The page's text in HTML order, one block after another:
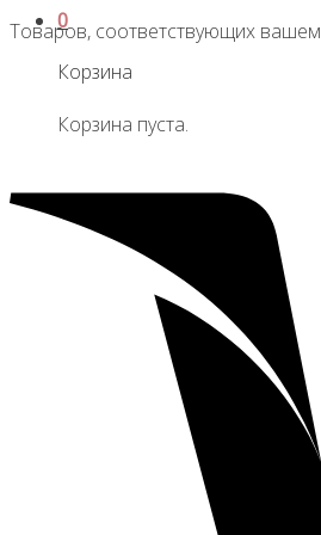
0
Корзина
Корзина пуста.
Товаров, соответствующих